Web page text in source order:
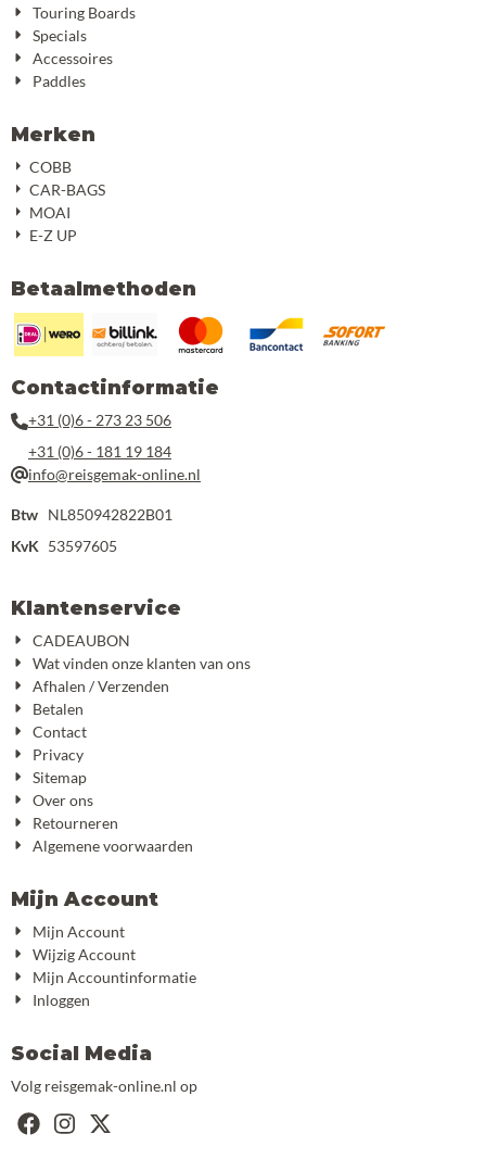
Touring Boards
Specials
Accessoires
Paddles
Merken
COBB
CAR-BAGS
MOAI
E-Z UP
Betaalmethoden
Contactinformatie
+31 (0)6 - 273 23 506
+31 (0)6 - 181 19 184
info@reisgemak-online.nl
Btw NL850942822B01
KvK 53597605
Klantenservice
CADEAUBON
Wat vinden onze klanten van ons
Afhalen / Verzenden
Betalen
Contact
Privacy
Sitemap
Over ons
Retourneren
Algemene voorwaarden
Mijn Account
Mijn Account
Wijzig Account
Mijn Accountinformatie
Inloggen
Social Media
Volg reisgemak-online.nl op